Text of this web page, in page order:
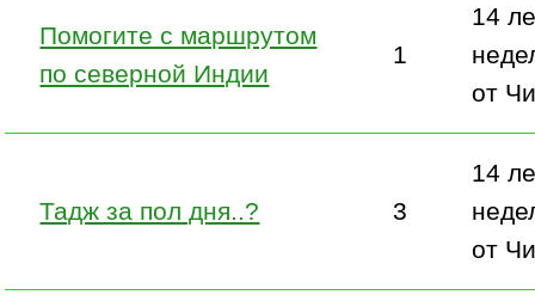
Помогите с маршрутом
по северной Индии
1
14
от
Тадж за пол дня..? 3
14
от